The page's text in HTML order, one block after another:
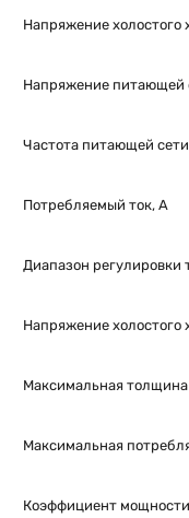
Напряжение холостого
Напряжение питающей
Частота питающей
Потребляемый ток, А
Диапазон регулировки
Напряжение холостого
Максимальная
Максимальная
Коэффициент мощности